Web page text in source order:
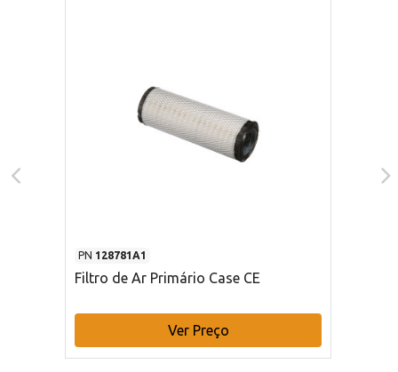
PN 128781A1
Filtro de Ar Primário Case CE
Ver Preço